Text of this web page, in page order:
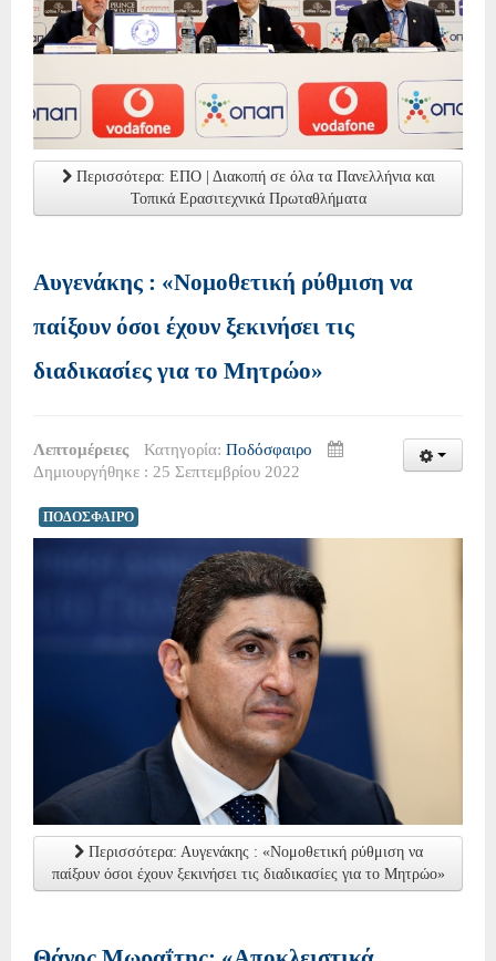
Περισσότερα: ΕΠΟ | Διακοπή σε όλα τα Πανελλήνια και
Τοπικά Ερασιτεχνικά Πρωταθλήματα
Αυγενάκης : «Νομοθετική ρύθμιση να
παίξουν όσοι έχουν ξεκινήσει τις
διαδικασίες για το Μητρώο»
Λεπτομέρειες Κατηγορία: Ποδόσφαιρο
Δημιουργήθηκε : 25 Σεπτεμβρίου 2022
ΠΟΔΟΣΦΑΙΡΟ
Περισσότερα: Αυγενάκης : «Νομοθετική ρύθμιση να
παίξουν όσοι έχουν ξεκινήσει τις διαδικασίες για το Μητρώο»